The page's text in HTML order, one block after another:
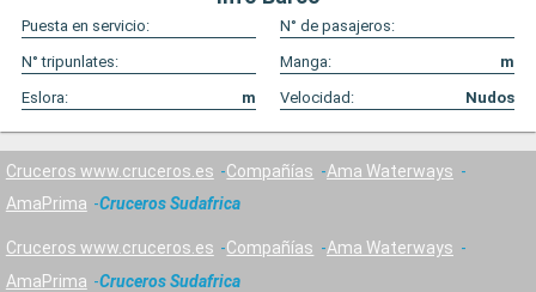
Puesta en servicio:
N° de pasajeros:
N° tripunlates:
Manga:
m
Eslora:
m Velocidad: Nudos
Cruceros www.cruceros.es Compañías
Ama Waterways
AmaPrima
Cruceros Sudafrica
Cruceros www.cruceros.es Compañías
Ama Waterways
AmaPrima
Cruceros Sudafrica